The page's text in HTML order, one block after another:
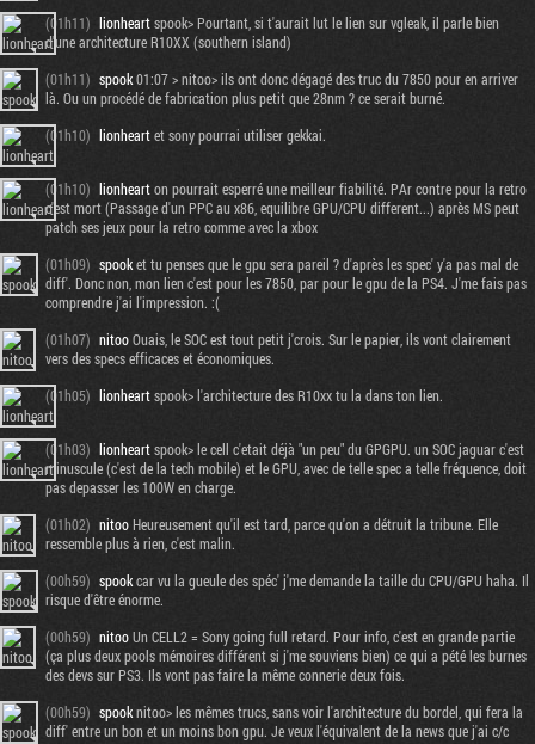
(01h11) lionheartspook> Pourtant, si t'aurait lut le lien sur vgleak, il parle bien
d'une architecture R10XX (southern island)
(01h11) spook01:07 > nitoo> ils ont donc dégagé des truc du 7850 pour en arriver
là. Ou un procédé de fabrication plus petit que 28nm ? ce serait burné.
(01h10) lionheartet sony pourrai utiliser gekkai.
(01h10) lionhearton pourrait esperré une meilleur fiabilité. PAr contre pour la retro
c'est mort (Passage d'un PPC au x86, equilibre GPU/CPU different...) après MS peut
patch ses jeux pour la retro comme avec la xbox
(01h09) spooket tu penses que le gpu sera pareil ? d'après les spec' y'a pas mal de
diff'. Donc non, mon lien c'est pour les 7850, par pour le gpu de la PS4. J'me fais pas
comprendre j'ai l'impression. :(
(01h07) nitooOuais, le SOC est tout petit j'crois. Sur le papier, ils vont clairement
vers des specs efficaces et économiques.
(01h05) lionheartspook> l'architecture des R10xx tu la dans ton lien.
(01h03) lionheartspook> le cell c'etait déjà "un peu" du GPGPU. un SOC jaguar c'est
minuscule (c'est de la tech mobile) et le GPU, avec de telle spec a telle fréquence, doit
pas depasser les 100W en charge.
(01h02) nitooHeureusement qu'il est tard, parce qu'on a détruit la tribune. Elle
ressemble plus à rien, c'est malin.
(00h59) spookcar vu la gueule des spéc' j'me demande la taille du CPU/GPU haha. Il
risque d'être énorme.
(00h59) nitooUn CELL2 = Sony going full retard. Pour info, c'est en grande partie
(ça plus deux pools mémoires différent si j'me souviens bien) ce qui a pété les burnes
des devs sur PS3. Ils vont pas faire la même connerie deux fois.
(00h59) spooknitoo> les mêmes trucs, sans voir l'architecture du bordel, qui fera la
diff' entre un bon et un moins bon gpu. Je veux l'équivalent de la news que j'ai c/c